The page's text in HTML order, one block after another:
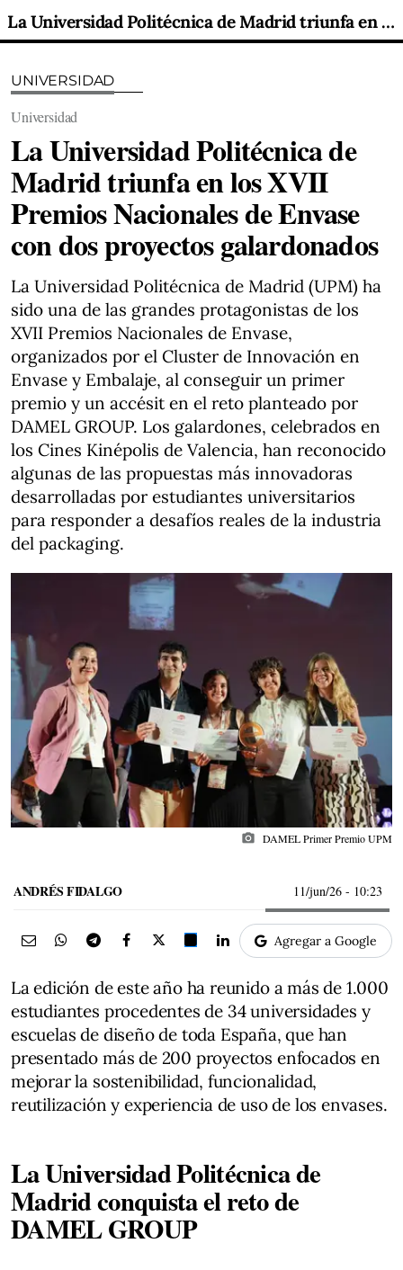
La Universidad Politécnica de Madrid triunfa en los XVII Premios Nacionales de Envase con dos proyectos galardonados
UNIVERSIDAD
Universidad
La Universidad Politécnica de
Madrid triunfa en los XVII
Premios Nacionales de Envase
con dos proyectos galardonados
La Universidad Politécnica de Madrid (UPM) ha
sido una de las grandes protagonistas de los
XVII Premios Nacionales de Envase,
organizados por el Cluster de Innovación en
Envase y Embalaje, al conseguir un primer
premio y un accésit en el reto planteado por
DAMEL GROUP. Los galardones, celebrados en
los Cines Kinépolis de Valencia, han reconocido
algunas de las propuestas más innovadoras
desarrolladas por estudiantes universitarios
para responder a desafíos reales de la industria
del packaging.
photo_camera DAMEL Primer Premio UPM
ANDRÉS FIDALGO 11/jun/26 - 10:23
Agregar a Google
La edición de este año ha reunido a más de 1.000
estudiantes procedentes de 34 universidades y
escuelas de diseño de toda España, que han
presentado más de 200 proyectos enfocados en
mejorar la sostenibilidad, funcionalidad,
reutilización y experiencia de uso de los envases.
La Universidad Politécnica de
Madrid conquista el reto de
DAMEL GROUP